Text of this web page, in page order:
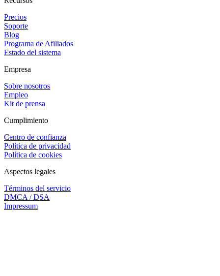
Precios
Soporte
Blog
Programa de Afiliados
Estado del sistema
Empresa
Sobre nosotros
Empleo
Kit de prensa
Cumplimiento
Centro de confianza
Política de privacidad
Política de cookies
Aspectos legales
Términos del servicio
DMCA / DSA
Impressum